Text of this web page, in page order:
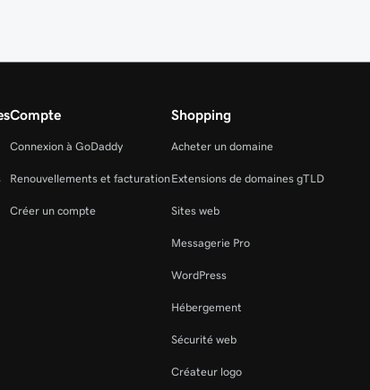
Compte
Connexion à GoDaddy
Renouvellements et facturation
Créer un compte
Shopping
Acheter un domaine
Extensions de domaines gTLD
Sites web
Messagerie Pro
WordPress
Hébergement
Sécurité web
Créateur logo